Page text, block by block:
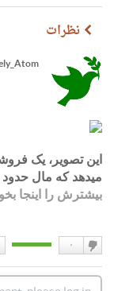
نظرات
این تصویر، یک
میدهد که مال حدود دهه‌های ۱۹۵۰ و ۱۹۶۰
بیشترش را اینجا
۰
دوست
نداشتن